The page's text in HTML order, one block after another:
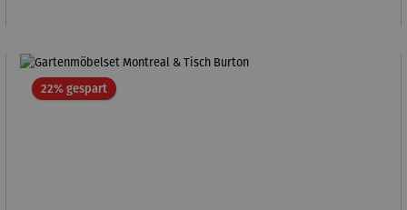
22% gespartRabatt